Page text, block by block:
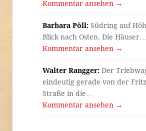
Kommentar ansehen →
Barbara Pöll: Südring auf
Blick nach Osten. Die Häuser…
Kommentar ansehen →
Walter Rangger: Der
eindeutig gerade von der
Straße in die…
Kommentar ansehen →